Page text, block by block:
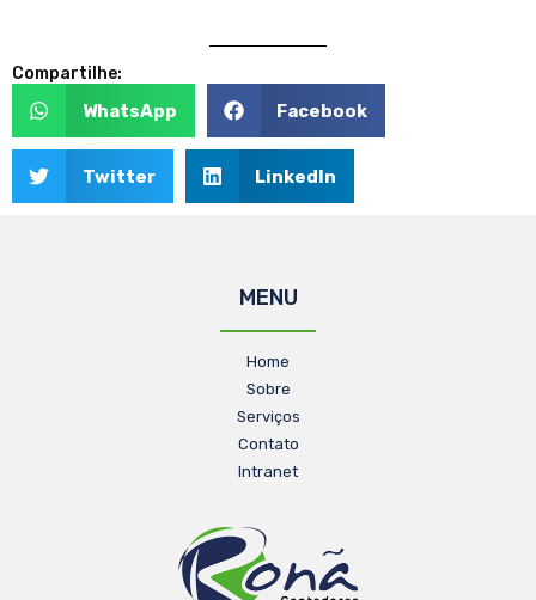
Compartilhe:
WhatsApp Facebook
Twitter LinkedIn
MENU
Home
Sobre
Serviços
Contato
Intranet